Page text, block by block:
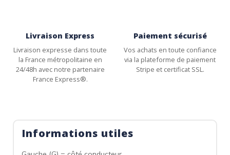
Livraison Express
Livraison expresse dans toute
la France métropolitaine en
24/48h avec notre partenaire
France Express®.
Paiement sécurisé
Vos achats en toute confiance
via la plateforme de paiement
Stripe et certificat SSL.
Informations utiles